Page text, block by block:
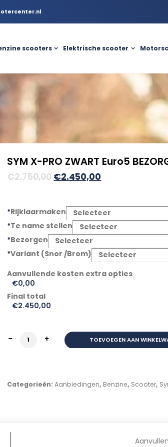
scooters Elektrische scooter
SYM X-PRO ZWART Euro5
€2.750,00 Oorspronkelijke
was:
€2.750,00.
€2.450,00
is:
€2.450,00.
*Rijklaarmaken
*Te name stellen
*Bezorgen
*Variant (Snor /Brom)
€0,00
Final total
€2.450,00
SYM X-PRO ZWART Euro5 BEZORG
TOEVOEGEN AAN
Categorieën:Aanbiedingen, Benzine, Scooter,